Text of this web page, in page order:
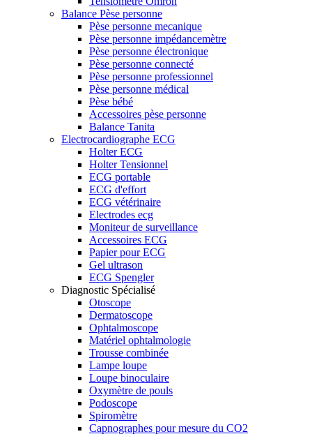
Balance Pèse personne
Pèse personne mecanique
Pèse personne impédancemètre
Pèse personne électronique
Pèse personne connecté
Pèse personne professionnel
Pèse personne médical
Pèse bébé
Accessoires pèse personne
Balance Tanita
Electrocardiographe ECG
Holter ECG
Holter Tensionnel
ECG portable
ECG d'effort
ECG vétérinaire
Electrodes ecg
Moniteur de surveillance
Accessoires ECG
Papier pour ECG
Gel ultrason
ECG Spengler
Diagnostic Spécialisé
Otoscope
Dermatoscope
Ophtalmoscope
Matériel ophtalmologie
Trousse combinée
Lampe loupe
Loupe binoculaire
Oxymètre de pouls
Podoscope
Spiromètre
Capnographes pour mesure du CO2